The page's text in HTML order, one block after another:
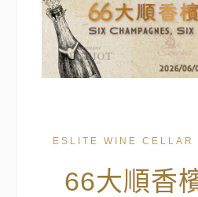
ESLITE WINE CELLAR
66大順香